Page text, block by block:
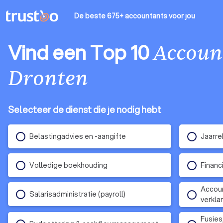
De beste 675+ accountantsvoor jou
Vind een Top 10
Dronten
Selecteer de dienst die je nodig hebt
Belastingadvies en -aangifte
Volledige boekhouding
Salarisadministratie (payroll)